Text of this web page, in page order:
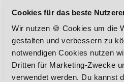
Cookies für das beste
Wir nutzen 🍪 Cookies um die
gestalten und verbessern zu
notwendigen Cookies nutzen
Dritten für Marketing-Zwecke
verwendet werden. Du kannst
besondere Leistungen , wie
Kundenstammsoder die
zu betonen.
Auch die
Kenntnis der
Region und in der Branche
ambitionierte Forderungen zu